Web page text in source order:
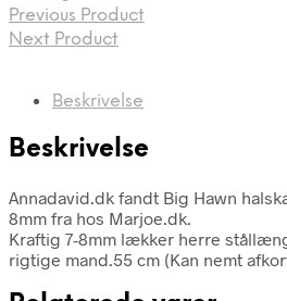
Previous Product
Next Product
Beskrivelse
Beskrivelse
Annadavid.dk fandt Big Hawn
8mm fra hos Marjoe.dk.
Kraftig 7-8mm lækker herre
rigtige mand.55 cm (Kan nemt